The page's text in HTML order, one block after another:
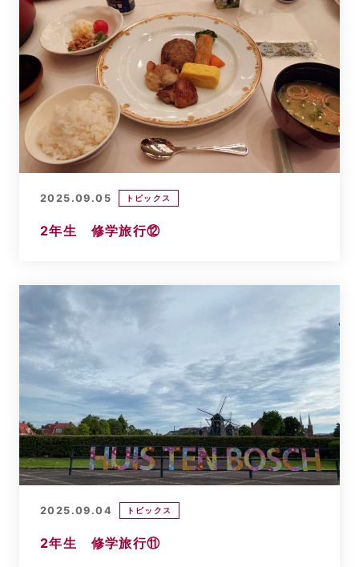
2025.09.05 トピックス
2年生 修学旅行⑫
2025.09.04 トピックス
2年生 修学旅行⑪